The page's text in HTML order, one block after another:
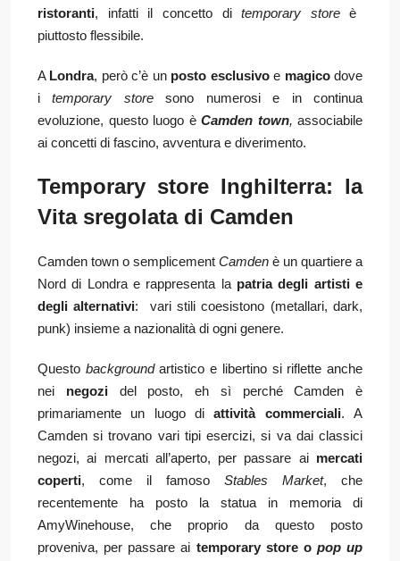
ristoranti, infatti il concetto ditemporary storeè
piuttosto flessibile.
A Londra, però c’è un posto esclusivoe magicodove
itemporary storesono numerosi e in continua
evoluzione, questo luogo è Camden town, associabile
ai concetti di fascino, avventura e diverimento.
Temporary store Inghilterra: la
Vita sregolata di Camden
Camden town o semplicement Camden è un quartiere a
Nord di Londra e rappresenta la patria degli artisti e
degli alternativi: vari stili coesistono (metallari, dark,
punk) insieme a nazionalità di ogni genere.
Questo backgroundartistico e libertino si riflette anche
nei negozidel posto, eh sì perché Camden è
primariamente un luogo di attività commerciali. A
Camden si trovano vari tipi esercizi, si va dai classici
negozi, ai mercati all’aperto, per passare ai mercati
coperti, come il famoso Stables Market, che
recentemente ha posto la statua in memoria di
AmyWinehouse, che proprio da questo posto
proveniva, per passare ai temporary store o pop up